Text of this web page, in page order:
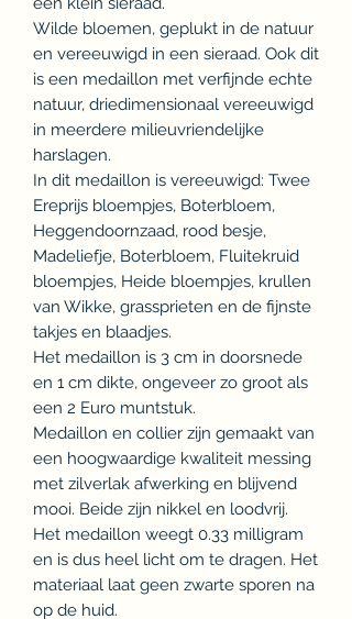
Wilde bloemen, geplukt in de natuur
en vereeuwigd in een sieraad. Ook dit
is een medaillon met verfijnde echte
natuur, driedimensionaal vereeuwigd
in meerdere milieuvriendelijke
harslagen.
In dit medaillon is vereeuwigd: Twee
Ereprijs bloempjes, Boterbloem,
Heggendoornzaad, rood besje,
Madeliefje, Boterbloem, Fluitekruid
bloempjes, Heide bloempjes, krullen
van Wikke, grassprieten en de fijnste
takjes en blaadjes.
Het medaillon is 3 cm in doorsnede
en 1 cm dikte, ongeveer zo groot als
een 2 Euro muntstuk.
Medaillon en collier zijn gemaakt van
een hoogwaardige kwaliteit messing
met zilverlak afwerking en blijvend
mooi. Beide zijn nikkel en loodvrij.
Het medaillon weegt 0.33 milligram
en is dus heel licht om te dragen. Het
materiaal laat geen zwarte sporen na
op de huid.